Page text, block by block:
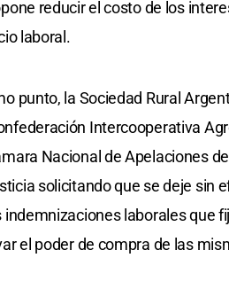
reducir el costo de los
laboral.
punto, la Sociedad Rural
Intercooperativa
Nacional de Apelaciones
solicitando que se deje sin
indemnizaciones laborales que
el poder de compra de las